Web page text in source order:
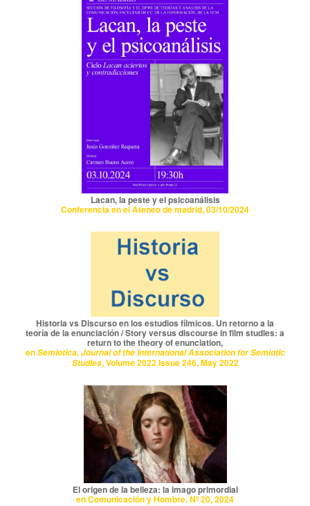
Lacan, la peste y el psicoanálisis
Conferencia en el Ateneo de madrid, 03/10/2024
Historia vs Discurso en los estudios fílmicos. Un retorno a la
teoría de la enunciación / Story versus discourse in film studies: a
return to the theory of enunciation,
enSemiotica. Journal of the International Association for Semiotic
Studies, Volume 2022 Issue 246, May 2022
El origen de la belleza: la imago primordial
en Comunicación y Hombre. Nº 20, 2024